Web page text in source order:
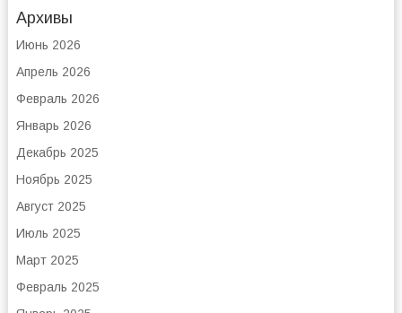
Архивы
Июнь 2026
Апрель 2026
Февраль 2026
Январь 2026
Декабрь 2025
Ноябрь 2025
Август 2025
Июль 2025
Март 2025
Февраль 2025